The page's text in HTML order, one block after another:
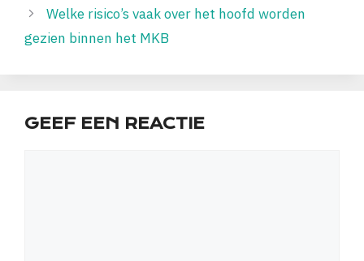
Welke risico’s vaak over het hoofd worden
gezien binnen het MKB
GEEF EEN REACTIE